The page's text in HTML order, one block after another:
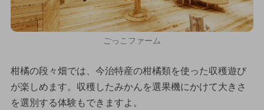
ごっこファーム
柑橘の段々畑では、今治特産の柑橘類を使った収穫遊び
が楽しめます。収穫したみかんを選果機にかけて大きさ
を選別する体験もできますよ。